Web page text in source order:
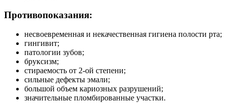
Противопоказания:
несвоевременная и некачественная гигиена полости рта;
гингивит;
патологии зубов;
бруксизм;
стираемость от 2-ой степени;
сильные дефекты эмали;
большой объем кариозных разрушений;
значительные пломбированные участки.